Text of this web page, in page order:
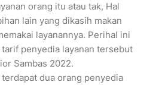
orang itu atau tak, Hal
lain yang dikasih makan
layanannya. Perihal ini
penyedia layanan tersebut
Sambas 2022.
dua orang penyedia